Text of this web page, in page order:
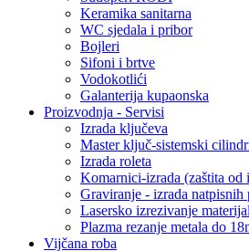
Keramika sanitarna
WC sjedala i pribor
Bojleri
Sifoni i brtve
Vodokotlići
Galanterija kupaonska
Proizvodnja - Servisi
Izrada ključeva
Master ključ-sistemski
Izrada roleta
Komarnici-izrada (zaštita od
Graviranje - izrada natpisnih
Lasersko izrezivanje
Plazma rezanje metala do
Vijčana roba